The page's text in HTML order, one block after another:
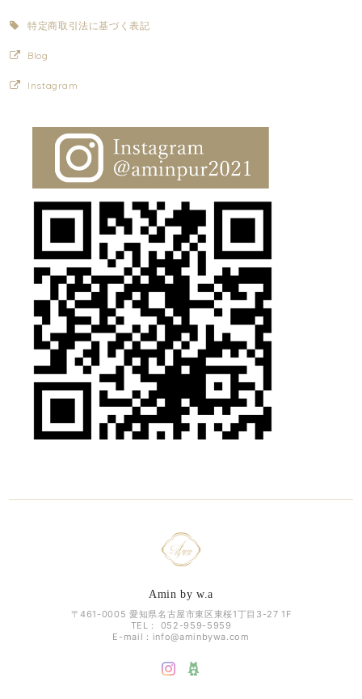
特定商取引法に基づく表記
Blog
Instagram
Amin by w.a
〒461-0005 愛知県名古屋市東区東桜1丁目3-27 1F
TEL： 052-959-5959
E-mail： info@aminbywa.com